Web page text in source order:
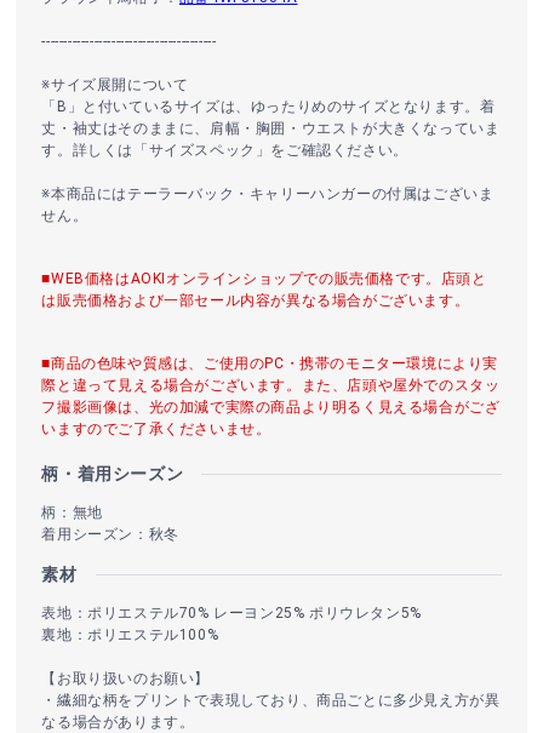
----------------------------------------
※サイズ展開について
「B」と付いているサイズは、ゆったりめのサイズとなります。着
丈・袖丈はそのままに、肩幅・胸囲・ウエストが大きくなっていま
す。詳しくは「サイズスペック」をご確認ください。
※本商品にはテーラーバック・キャリーハンガーの付属はございま
せん。
■WEB価格はAOKIオンラインショップでの販売価格です。店頭と
は販売価格および一部セール内容が異なる場合がございます。
■商品の色味や質感は、ご使用のPC・携帯のモニター環境により実
際と違って見える場合がございます。また、店頭や屋外でのスタッ
フ撮影画像は、光の加減で実際の商品より明るく見える場合がござ
いますのでご了承くださいませ。
柄・着用シーズン
柄：無地
着用シーズン：秋冬
素材
表地：ポリエステル70% レーヨン25% ポリウレタン5%
裏地：ポリエステル100%
【お取り扱いのお願い】
・繊細な柄をプリントで表現しており、商品ごとに多少見え方が異
なる場合があります。